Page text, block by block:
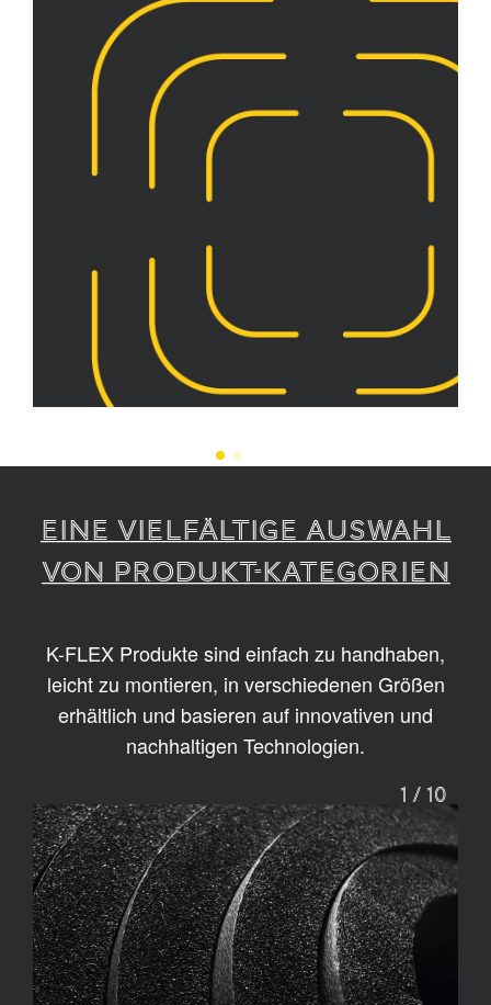
EINE VIELFÄLTIGE AUSWAHL
VON PRODUKT-KATEGORIEN
K-FLEX Produkte sind einfach zu handhaben,
leicht zu montieren, in verschiedenen Größen
erhältlich und basieren auf innovativen und
nachhaltigen Technologien.
1 / 10